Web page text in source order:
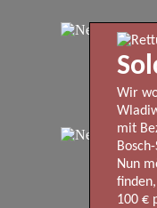
Wir
mit
Nun
100 €